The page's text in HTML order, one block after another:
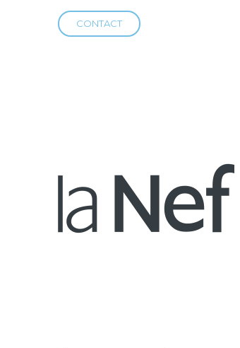
CONTACT